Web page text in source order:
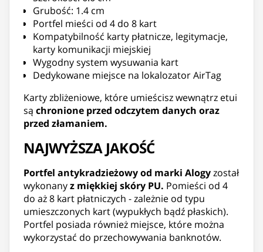
Grubość: 1.4 cm
Portfel mieści od 4 do 8 kart
Kompatybilność karty płatnicze, legitymacje,
karty komunikacji miejskiej
Wygodny system wysuwania kart
Dedykowane miejsce na lokalozator AirTag
Karty zbliżeniowe, które umieścisz wewnątrz etui
są chronione przed odczytem danych oraz
przed złamaniem.
NAJWYŻSZA JAKOŚĆ
Portfel antykradzieżowy od marki Alogyzostał
wykonanyz miękkiej skóry PU. Pomieści od 4
do aż 8 kart płatniczych - zależnie od typu
umieszczonych kart (wypukłych bądź płaskich).
Portfel posiada również miejsce, które można
wykorzystać do przechowywania banknotów.